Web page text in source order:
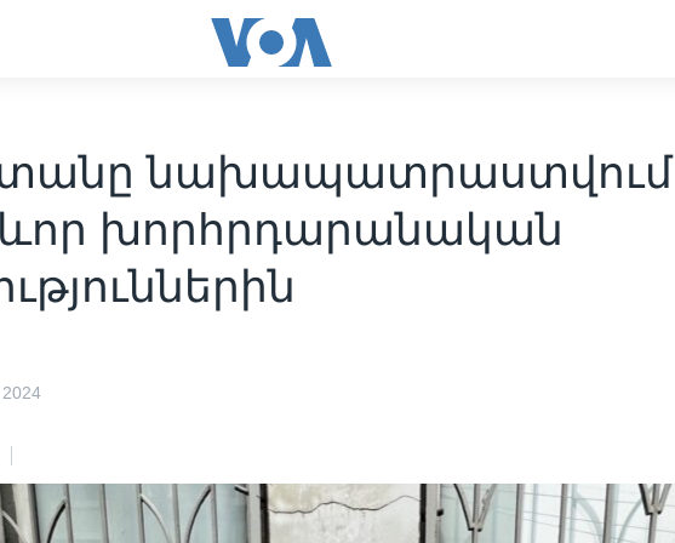
նախապատրաստվում
խորհրդարանական